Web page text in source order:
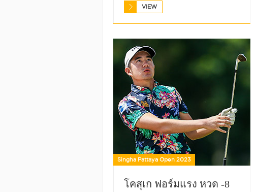
VIEW
Singha Pattaya Open 2023
โคสุเก ฟอร์มแรง หวด -8